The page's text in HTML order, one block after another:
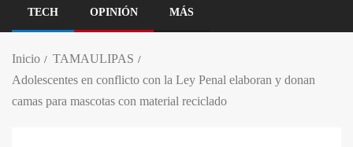
TECH OPINIÓN MÁS
Inicio
TAMAULIPAS
Adolescentes en conflicto con la Ley Penal elaboran y donan
camas para mascotas con material reciclado